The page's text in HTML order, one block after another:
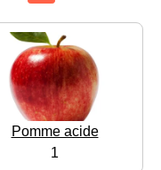
Pomme acide
1